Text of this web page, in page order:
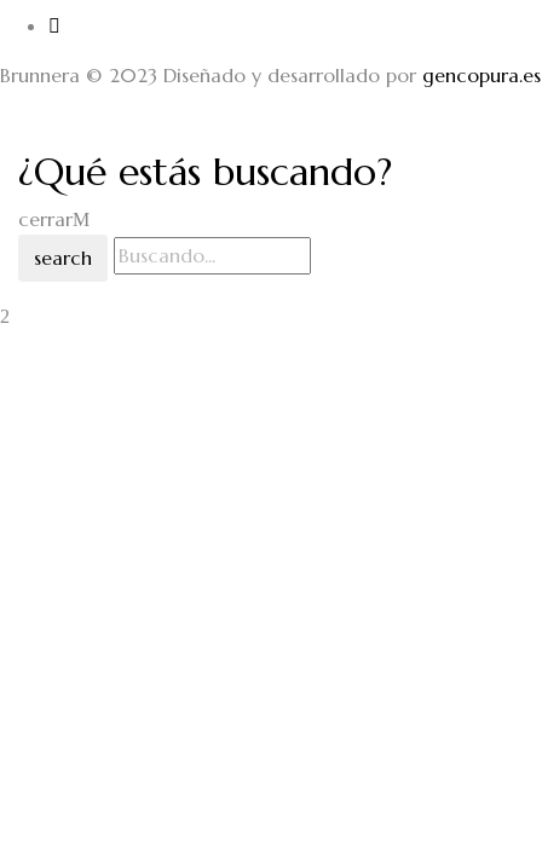
Brunnera © 2023 Diseñado y desarrollado por gencopura.es
¿Qué estás buscando?
cerrar
search